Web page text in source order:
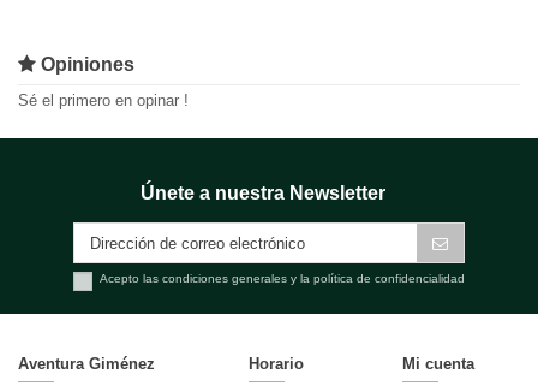
Opiniones
Sé el primero en opinar !
Únete a nuestra Newsletter
Acepto las condiciones generales y la política de confidencialidad
Aventura Giménez Horario Mi cuenta